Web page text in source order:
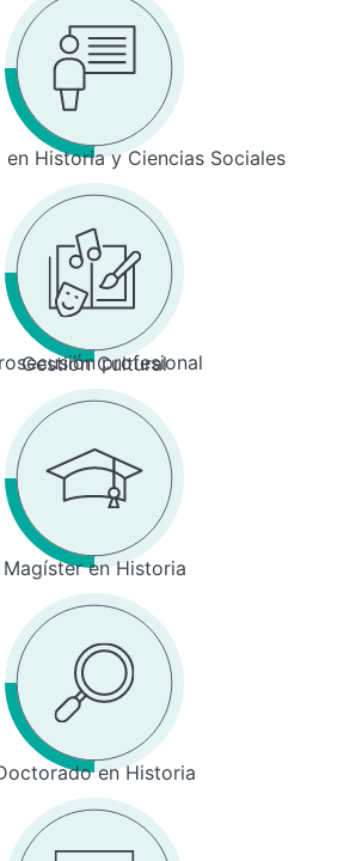
en Historia y Ciencias Sociales
profesional
Gestión Cultural
Magíster en Historia
en Historia